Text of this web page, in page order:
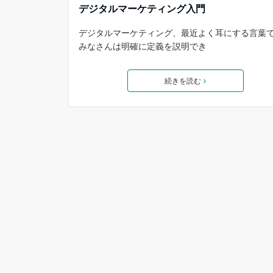
デジタルマーケティング入門
デジタルマーケティング、最近よく耳にする言葉
みなさんは明確に定義を説明でき
続きを読む